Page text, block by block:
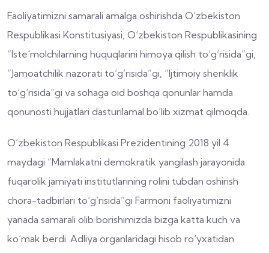
Faoliyatimizni samarali amalga oshirishda O‘zbekiston
Respublikasi Konstitusiyasi, O‘zbekiston Respublikasining
“Iste'molchilarning huquqlarini himoya qilish to‘g‘risida”gi,
“Jamoatchilik nazorati to‘g‘risida”gi, “Ijtimoiy sheriklik
to‘g‘risida”gi va sohaga oid boshqa qonunlar hamda
qonunosti hujjatlari dasturilamal bo‘lib xizmat qilmoqda.
O‘zbekiston Respublikasi Prezidentining 2018 yil 4
maydagi “Mamlakatni demokratik yangilash jarayonida
fuqarolik jamiyati institutlarining rolini tubdan oshirish
chora-tadbirlari to‘g‘risida”gi Farmoni faoliyatimizni
yanada samarali olib borishimizda bizga katta kuch va
ko‘mak berdi. Adliya organlaridagi hisob ro‘yxatidan